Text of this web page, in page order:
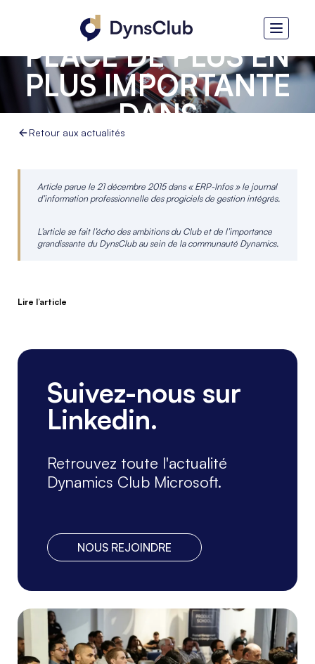
OCCUPE UNE
PLACE DE PLUS EN
PLUS IMPORTANTE
DANS
L'ÉCOSYSTÈME
DYNAMICS
Retour aux actualités
Article parue le 21 décembre 2015 dans « ERP-Infos » le journal
d’information professionnelle des progiciels de gestion intégrés.
L’article se fait l’écho des ambitions du Club et de l’importance
grandissante du DynsClub au sein de la communauté Dynamics.
Lire l’article
Suivez-nous sur
Linkedin.
Retrouvez toute l'actualité
Dynamics Club Microsoft.
NOUS REJOINDRE